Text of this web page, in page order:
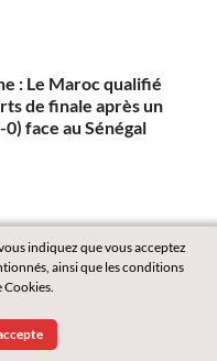
: Le Maroc qualifié
de finale après un
face au Sénégal
indiquez que vous acceptez
ainsi que les conditions
Cookies.